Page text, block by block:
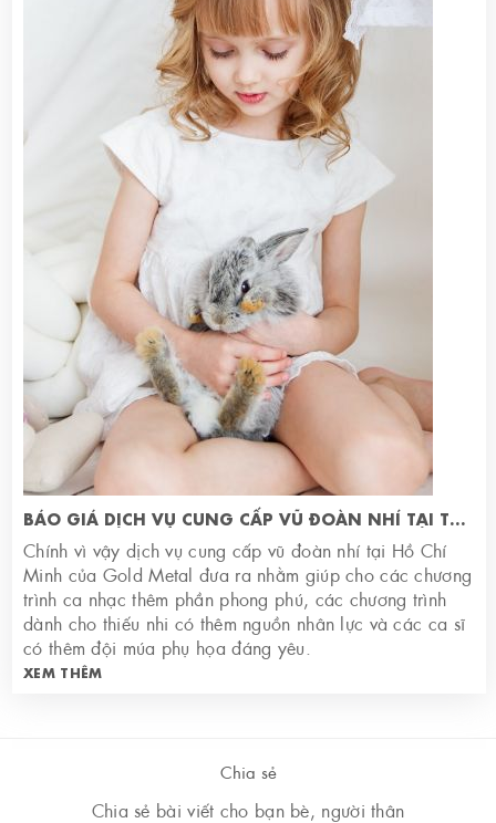
BÁO GIÁ DỊCH VỤ CUNG CẤP VŨ ĐOÀN NHÍ TẠI TP HCM
Chính vì vậy dịch vụ cung cấp vũ đoàn nhí tại Hồ Chí
Minh của Gold Metal đưa ra nhằm giúp cho các chương
trình ca nhạc thêm phần phong phú, các chương trình
dành cho thiếu nhi có thêm nguồn nhân lực và các ca sĩ
có thêm đội múa phụ họa đáng yêu.
XEM THÊM
Chia sẻ
Chia sẻ bài viết cho bạn bè, người thân